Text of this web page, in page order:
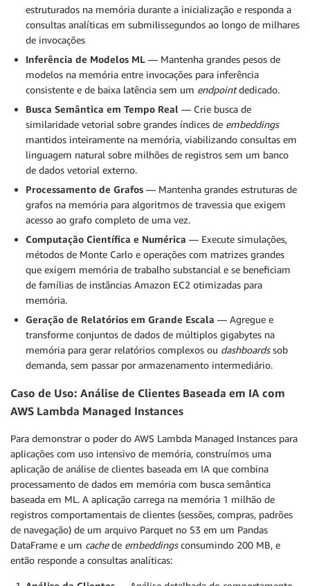
estruturados na memória durante a inicialização e responda a
consultas analíticas em submilissegundos ao longo de milhares
de invocações
Inferência de Modelos ML — Mantenha grandes pesos de
modelos na memória entre invocações para inferência
consistente e de baixa latência sem um endpointdedicado.
Busca Semântica em Tempo Real — Crie busca de
similaridade vetorial sobre grandes índices de embeddings
mantidos inteiramente na memória, viabilizando consultas em
linguagem natural sobre milhões de registros sem um banco
de dados vetorial externo.
Processamento de Grafos — Mantenha grandes estruturas de
grafos na memória para algoritmos de travessia que exigem
acesso ao grafo completo de uma vez.
Computação Científica e Numérica — Execute simulações,
métodos de Monte Carlo e operações com matrizes grandes
que exigem memória de trabalho substancial e se beneficiam
de famílias de instâncias Amazon EC2 otimizadas para
memória.
Geração de Relatórios em Grande Escala — Agregue e
transforme conjuntos de dados de múltiplos gigabytes na
memória para gerar relatórios complexos ou dashboardssob
demanda, sem passar por armazenamento intermediário.
Caso de Uso: Análise de Clientes Baseada em IA com
AWS Lambda Managed Instances
Para demonstrar o poder do AWS Lambda Managed Instances para
aplicações com uso intensivo de memória, construímos uma
aplicação de análise de clientes baseada em IA que combina
processamento de dados em memória com busca semântica
baseada em ML. A aplicação carrega na memória 1 milhão de
registros comportamentais de clientes (sessões, compras, padrões
de navegação) de um arquivo Parquet no S3 em um Pandas
DataFrame e um cachede embeddingsconsumindo 200 MB, e
então responde a consultas analíticas: